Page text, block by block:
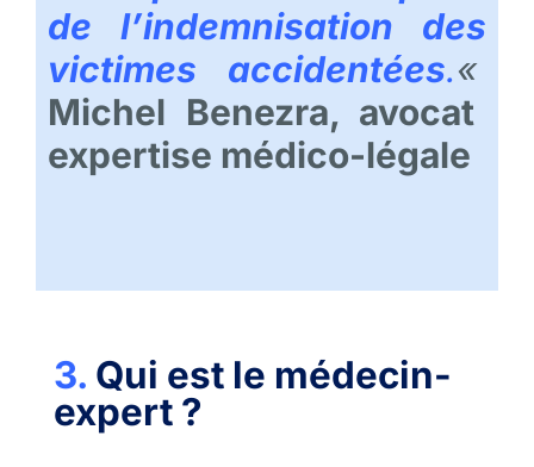
de l’indemnisation des
victimes accidentées.«
Michel Benezra, avocat
expertise médico-légale
3. Qui est le médecin-
expert ?